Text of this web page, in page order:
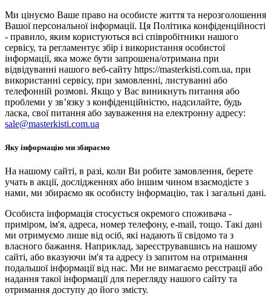
Ми цінуємо Ваше право на особисте життя та нерозголошення
Вашої персональної інформації. Ця Політика конфіденційності
- правило, яким користуються всі співробітники нашого
сервісу, та регламентує збір і використання особистої
інформації, яка може бути запрошена/отримана при
відвідуванні нашого веб-сайту https://masterkisti.com.ua, при
використанні сервісу, при замовленні, листуванні або
телефонній розмові. Якщо у Вас виникнуть питання або
проблеми у зв’язку з конфіденційністю, надсилайте, будь
ласка, свої питання або зауваження на електронну адресу:
sale@masterkisti.com.ua
Яку інформацію ми збираємо
На нашому сайті, в разі, коли Ви робите замовлення, берете
учать в акції, дослідженнях або іншим чином взаємодієте з
нами, ми збираємо як особисту інформацію, так і загальні дані.
Особиста інформація стосується окремого споживача -
приміром, ім'я, адреса, номер телефону, e-mail, тощо. Такі дані
ми отримуємо лише від осіб, які надають її свідомо та з
власного бажання. Наприклад, зареєструвавшись на нашому
сайті, або вказуючи ім'я та адресу із запитом на отримання
подальшої інформації від нас. Ми не вимагаємо реєстрації або
надання такої інформації для перегляду нашого сайту та
отримання доступу до його змісту.